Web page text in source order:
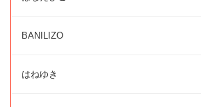
BANILIZO
はねゆき